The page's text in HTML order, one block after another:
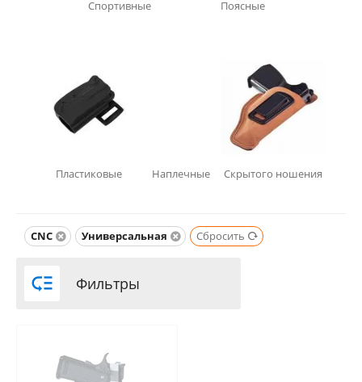
Спортивные Поясные
Пластиковые Наплечные Скрытого ношения
CNC Универсальная Сбросить
 Фильтры